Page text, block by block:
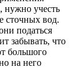
нужно учесть
сточных вод.
податься
забывать, что
большого
на него